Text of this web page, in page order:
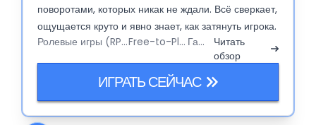
поворотами, которых никак не ждали. Всё сверкает,
ощущается круто и явно знает, как затянуть игрока.
Ролевые игры (RPG)
Free-to-Play Гача
Читать
обзор
ИГРАТЬ СЕЙЧАС